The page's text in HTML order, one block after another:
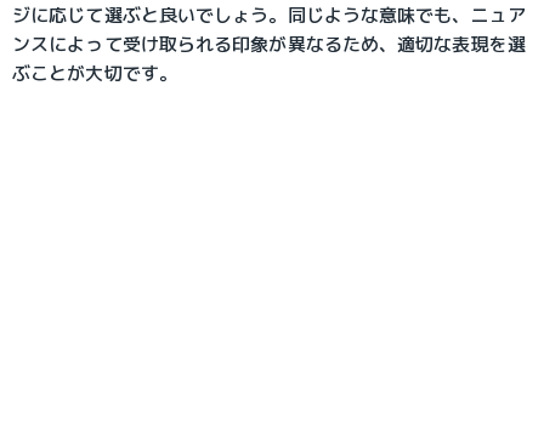
ジに応じて選ぶと良いでしょう。同じような意味でも、ニュア
ンスによって受け取られる印象が異なるため、適切な表現を選
ぶことが大切です。